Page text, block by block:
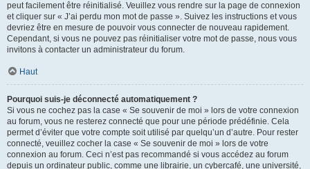
peut facilement être réinitialisé. Veuillez vous rendre sur la page de connexion
et cliquer sur « J’ai perdu mon mot de passe ». Suivez les instructions et vous
devriez être en mesure de pouvoir vous connecter de nouveau rapidement.
Cependant, si vous ne pouvez pas réinitialiser votre mot de passe, nous vous
invitons à contacter un administrateur du forum.
Haut
Pourquoi suis-je déconnecté automatiquement ?
Si vous ne cochez pas la case « Se souvenir de moi » lors de votre connexion
au forum, vous ne resterez connecté que pour une période prédéfinie. Cela
permet d’éviter que votre compte soit utilisé par quelqu’un d’autre. Pour rester
connecté, veuillez cocher la case « Se souvenir de moi » lors de votre
connexion au forum. Ceci n’est pas recommandé si vous accédez au forum
depuis un ordinateur public, comme une librairie, un cybercafé, une université,